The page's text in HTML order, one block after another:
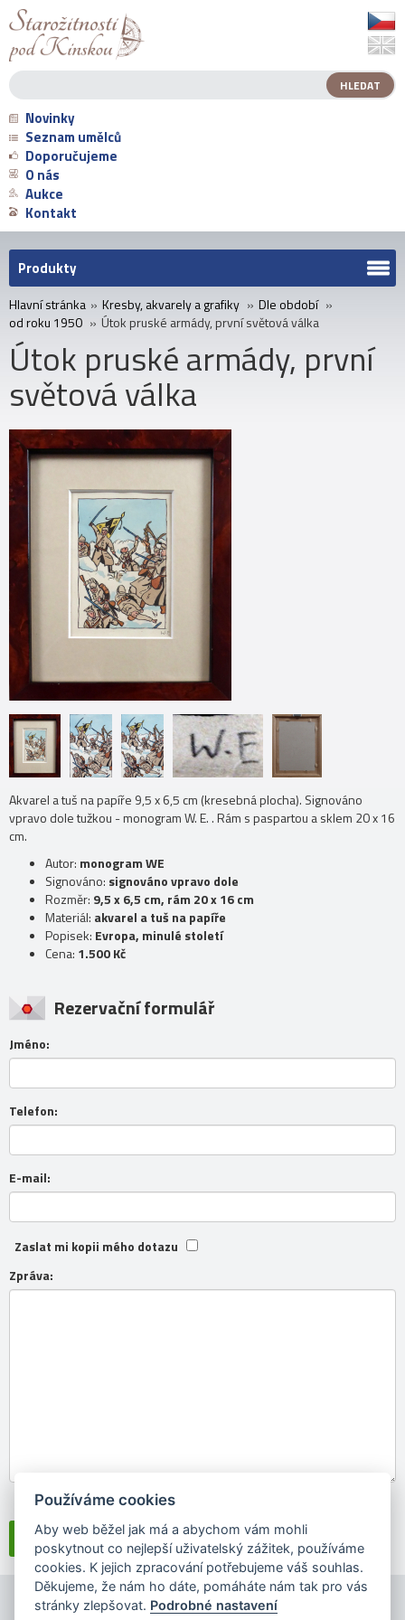
Novinky
Seznam umělců
Doporučujeme
O nás
Aukce
Kontakt
Produkty
Hlavní stránka » Kresby, akvarely a grafiky » Dle období »
od roku 1950 » Útok pruské armády, první světová válka
Útok pruské armády, první
světová válka
Akvarel a tuš na papíře 9,5 x 6,5 cm (kresebná plocha). Signováno
vpravo dole tužkou - monogram W. E. . Rám s paspartou a sklem 20 x 16
cm.
Autor: monogram WE
Signováno: signováno vpravo dole
Rozměr: 9,5 x 6,5 cm, rám 20 x 16 cm
Materiál: akvarel a tuš na papíře
Popisek: Evropa, minulé století
Cena: 1.500 Kč
Rezervační formulář
Jméno:
Telefon:
E-mail:
Zaslat mi kopii mého dotazu
Zpráva:
Souhlasím sezpracováním osobních údajů
Používáme cookies
Aby web běžel jak má a abychom vám mohli
poskytnout co nejlepší uživatelský zážitek, používáme
cookies. K jejich zpracování potřebujeme váš souhlas.
Děkujeme, že nám ho dáte, pomáháte nám tak pro vás
stránky zlepšovat. Podrobné nastavení